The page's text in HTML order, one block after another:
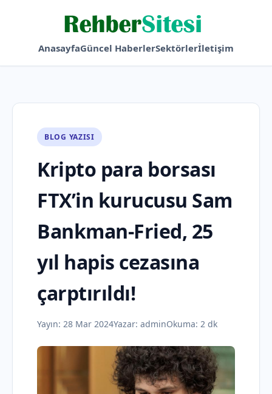
AnasayfaGüncel HaberlerSektörlerİletişim
BLOG YAZISI
Kripto para borsası
FTX’in kurucusu Sam
Bankman-Fried, 25
yıl hapis cezasına
çarptırıldı!
Yayın: 28 Mar 2024Yazar: adminOkuma: 2 dk